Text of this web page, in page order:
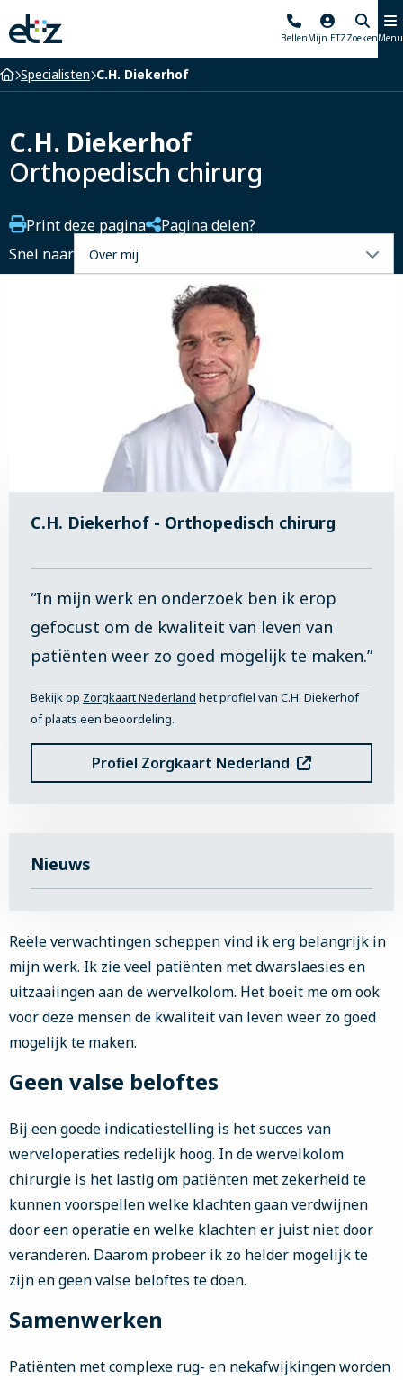
Elisabeth-
TweeSteden
Ziekenhuis
BellenMijn ETZZoekenMenu
Home
Specialisten C.H. Diekerhof
C.H. Diekerhof
Orthopedisch chirurg
Print deze pagina
Pagina delen?
Snel naar
C.H. Diekerhof - Orthopedisch chirurg
“In mijn werk en onderzoek ben ik erop
gefocust om de kwaliteit van leven van
patiënten weer zo goed mogelijk te maken.”
Bekijk op Zorgkaart Nederland het profiel van C.H. Diekerhof
of plaats een beoordeling.
Profiel Zorgkaart Nederland
Nieuws
Reële verwachtingen scheppen vind ik erg belangrijk in
mijn werk. Ik zie veel patiënten met dwarslaesies en
uitzaaiingen aan de wervelkolom. Het boeit me om ook
voor deze mensen de kwaliteit van leven weer zo goed
mogelijk te maken.
Geen valse beloftes
Bij een goede indicatiestelling is het succes van
werveloperaties redelijk hoog. In de wervelkolom
chirurgie is het lastig om patiënten met zekerheid te
kunnen voorspellen welke klachten gaan verdwijnen
door een operatie en welke klachten er juist niet door
veranderen. Daarom probeer ik zo helder mogelijk te
zijn en geen valse beloftes te doen.
Samenwerken
Patiënten met complexe rug- en nekafwijkingen worden